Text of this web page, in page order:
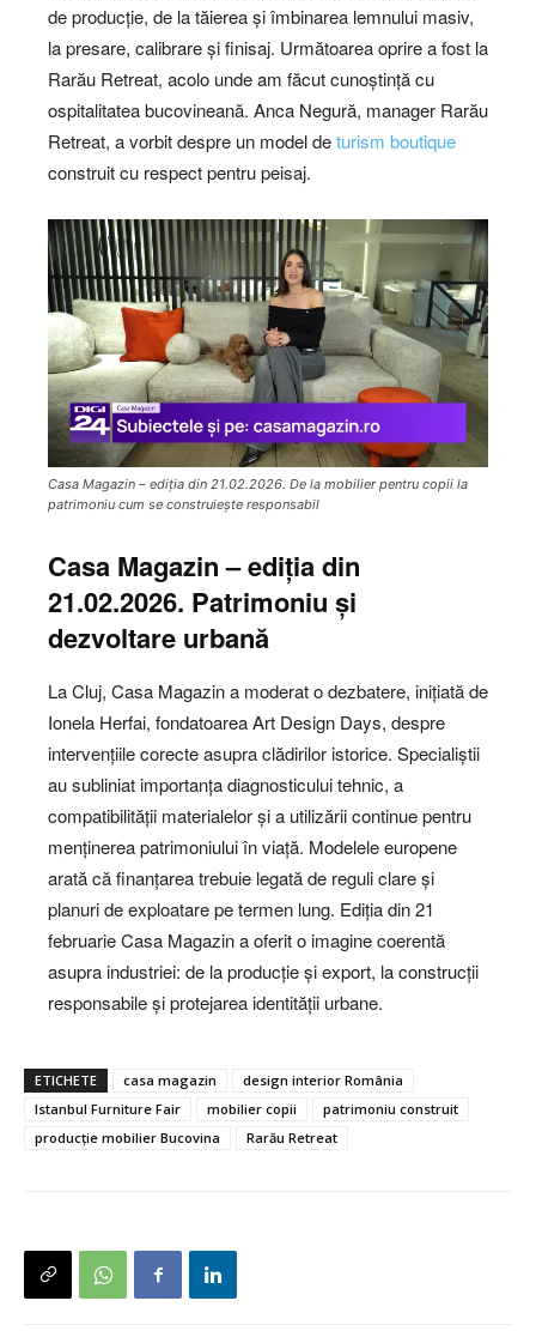
de producție, de la tăierea și îmbinarea lemnului masiv,
la presare, calibrare și finisaj. Următoarea oprire a fost la
Rarău Retreat, acolo unde am făcut cunoștință cu
ospitalitatea bucovineană. Anca Negură, manager Rarău
Retreat, a vorbit despre un model deturism boutique
construit cu respect pentru peisaj.
Casa Magazin – ediția din 21.02.2026. De la mobilier pentru copii la
patrimoniu cum se construiește responsabil
Casa Magazin – ediția din
21.02.2026. Patrimoniu și
dezvoltare urbană
La Cluj, Casa Magazin a moderat o dezbatere, inițiată de
Ionela Herfai, fondatoarea Art Design Days, despre
intervențiile corecte asupra clădirilor istorice. Specialiștii
au subliniat importanța diagnosticului tehnic, a
compatibilității materialelor și a utilizării continue pentru
menținerea patrimoniului în viață. Modelele europene
arată că finanțarea trebuie legată de reguli clare și
planuri de exploatare pe termen lung. Ediția din 21
februarie Casa Magazin a oferit o imagine coerentă
asupra industriei: de la producție și export, la construcții
responsabile și protejarea identității urbane.
ETICHETE casa magazin
design interior România
Istanbul Furniture Fair
mobilier copii
patrimoniu construit
producție mobilier Bucovina
Rarău Retreat